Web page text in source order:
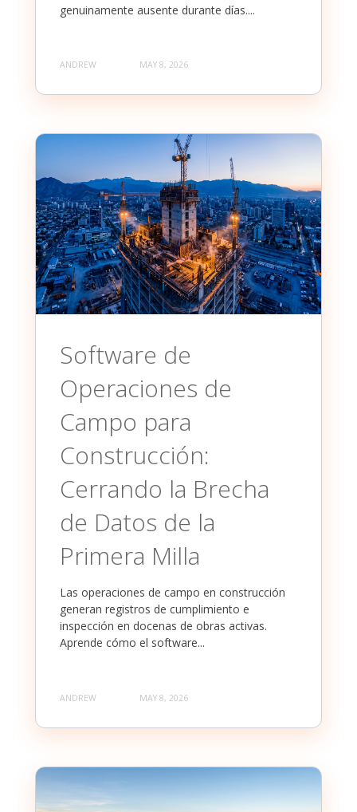
genuinamente ausente durante días....
ANDREW MAY 8, 2026
Software de
Operaciones de
Campo para
Construcción:
Cerrando la Brecha
de Datos de la
Primera Milla
Las operaciones de campo en construcción
generan registros de cumplimiento e
inspección en docenas de obras activas.
Aprende cómo el software...
ANDREW MAY 8, 2026